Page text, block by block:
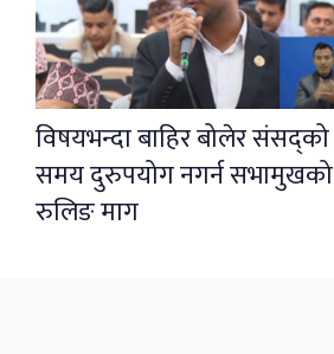
विषयभन्दा बाहिर बोलेर संसद्को
समय दुरुपयोग नगर्न सभामुखको
रुलिङ माग